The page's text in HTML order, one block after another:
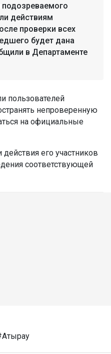
действиям
проверки всех
будет дана
в Департаменте
пользователей
непроверенную
на официальные
его участников
соответствующей